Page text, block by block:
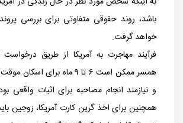
باشد، روند حقوقی متفاوتی برای بررسی
خواهد گرفت.
فرآیند مهاجرت به آمریکا از طریق
همسر ممکن است 6 تا 9 ماه برای
و نیازمند انجام مصاحبه برای اثبات واقعی
همچنین برای اخذ گرین کارت آمریکا، زوجین